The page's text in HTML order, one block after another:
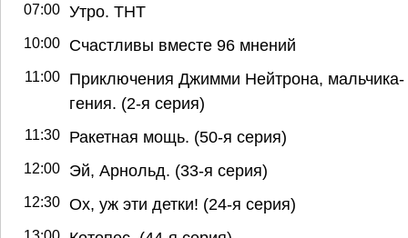
07:00 Утро. ТНТ
10:00 Счастливы вместе 96 мнений
11:00
Приключения Джимми Нейтрона, мальчика-
гения. (2-я серия)
11:30 Ракетная мощь. (50-я серия)
12:00 Эй, Арнольд. (33-я серия)
12:30 Ох, уж эти детки! (24-я серия)